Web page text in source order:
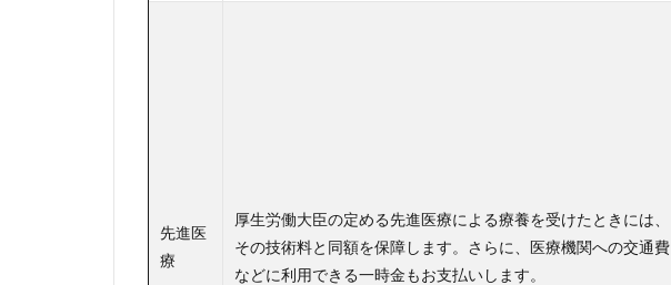
先進医
療
厚生労働大臣の定める先進医療による療養を受けたときには、
その技術料と同額を保障します。さらに、医療機関への交通費
などに利用できる一時金もお支払いします。